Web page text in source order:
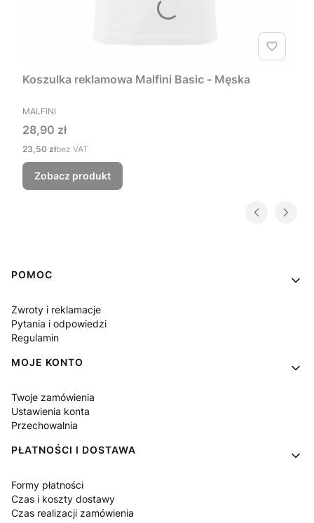
Koszulka reklamowa Malfini Basic - Męska
PRODUCENT
MALFINI
Cena
28,90 zł
Cena
23,50 złbez VAT
Zobacz produkt
Linki w stopce
POMOC
Zwroty i reklamacje
Pytania i odpowiedzi
Regulamin
MOJE KONTO
Twoje zamówienia
Ustawienia konta
Przechowalnia
PŁATNOŚCI I DOSTAWA
Formy płatności
Czas i koszty dostawy
Czas realizacji zamówienia